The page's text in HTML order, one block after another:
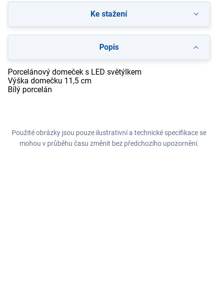
Popis
Porcelánový domeček s LED světýlkem
Výška domečku 11,5 cm
Bílý porcelán
Ke stažení
Použité obrázky jsou pouze ilustrativní a technické specifikace se
mohou v průběhu času změnit bez předchozího upozornění.